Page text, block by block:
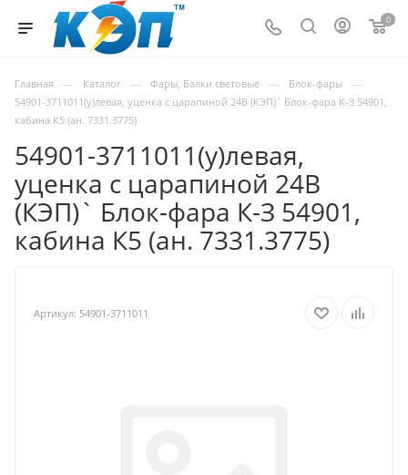
0
Главная — Каталог — Фары, Балки световые — Блок-фары —
54901-3711011(у)левая, уценка с царапиной 24В (КЭП)` Блок-фара К-З 54901,
кабина К5 (ан. 7331.3775)
54901-3711011(у)левая,
уценка с царапиной 24В
(КЭП)` Блок-фара К-З 54901,
кабина К5 (ан. 7331.3775)
Артикул: 54901-3711011